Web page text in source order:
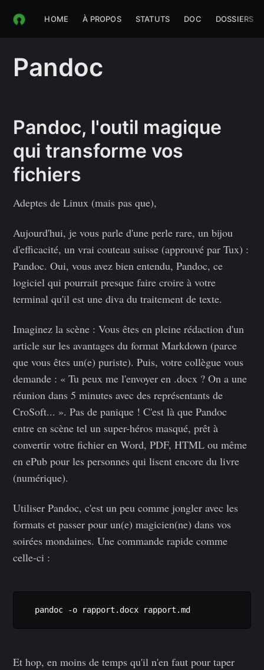
HOME À PROPOS STATUTS DOC DOSSIERS
Pandoc
Pandoc, l'outil magique
qui transforme vos
fichiers
Adeptes de Linux (mais pas que),
Aujourd'hui, je vous parle d'une perle rare, un bijou
d'efficacité, un vrai couteau suisse (approuvé par Tux) :
Pandoc. Oui, vous avez bien entendu, Pandoc, ce
logiciel qui pourrait presque faire croire à votre
terminal qu'il est une diva du traitement de texte.
Imaginez la scène : Vous êtes en pleine rédaction d'un
article sur les avantages du format Markdown (parce
que vous êtes un(e) puriste). Puis, votre collègue vous
demande : « Tu peux me l'envoyer en .docx ? On a une
réunion dans 5 minutes avec des représentants de
CroSoft... ». Pas de panique ! C'est là que Pandoc
entre en scène tel un super-héros masqué, prêt à
convertir votre fichier en Word, PDF, HTML ou même
en ePub pour les personnes qui lisent encore du livre
(numérique).
Utiliser Pandoc, c'est un peu comme jongler avec les
formats et passer pour un(e) magicien(ne) dans vos
soirées mondaines. Une commande rapide comme
celle-ci :
Et hop, en moins de temps qu'il n'en faut pour taper